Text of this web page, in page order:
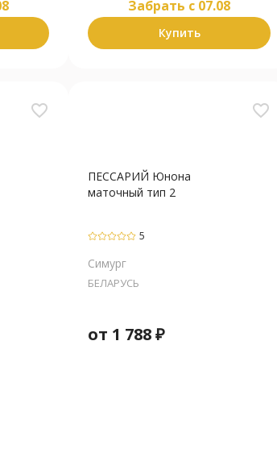
Забрать c 07.08
Купить
favorite_border favorite_border
ПЕССАРИЙ Юнона
маточный тип 2
5
Симург
БЕЛАРУСЬ
от 1 788₽